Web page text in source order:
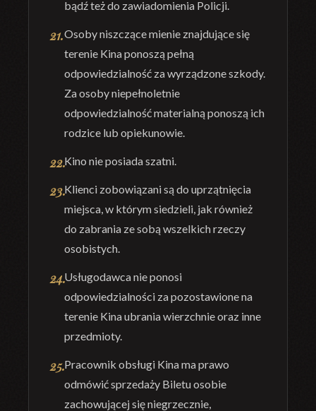
bądź też do zawiadomienia Policji.
Osoby niszczące mienie znajdujące się
terenie Kina ponoszą pełną
odpowiedzialność za wyrządzone szkody.
Za osoby niepełnoletnie
odpowiedzialność materialną ponoszą ich
rodzice lub opiekunowie.
Kino nie posiada szatni.
Klienci zobowiązani są do uprzątnięcia
miejsca, w którym siedzieli, jak również
do zabrania ze sobą wszelkich rzeczy
osobistych.
Usługodawca nie ponosi
odpowiedzialności za pozostawione na
terenie Kina ubrania wierzchnie oraz inne
przedmioty.
Pracownik obsługi Kina ma prawo
odmówić sprzedaży Biletu osobie
zachowującej się niegrzecznie,